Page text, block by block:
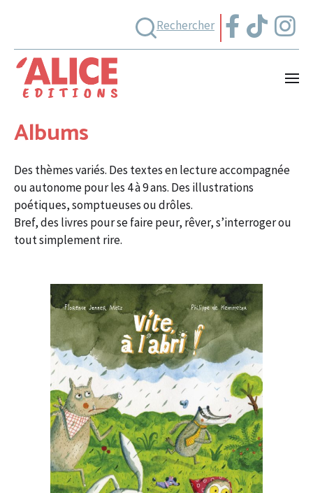
Rechercher
Albums
Des thèmes variés. Des textes en lecture accompagnée
ou autonome pour les 4 à 9 ans. Des illustrations
poétiques, somptueuses ou drôles.
Bref, des livres pour se faire peur, rêver, s’interroger ou
tout simplement rire.